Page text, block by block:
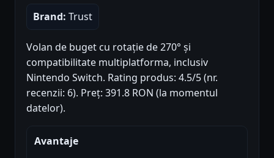
Brand: Trust
Volan de buget cu rotație de 270° și
compatibilitate multiplatforma, inclusiv
Nintendo Switch. Rating produs: 4.5/5 (nr.
recenzii: 6). Preț: 391.8 RON (la momentul
datelor).
Avantaje